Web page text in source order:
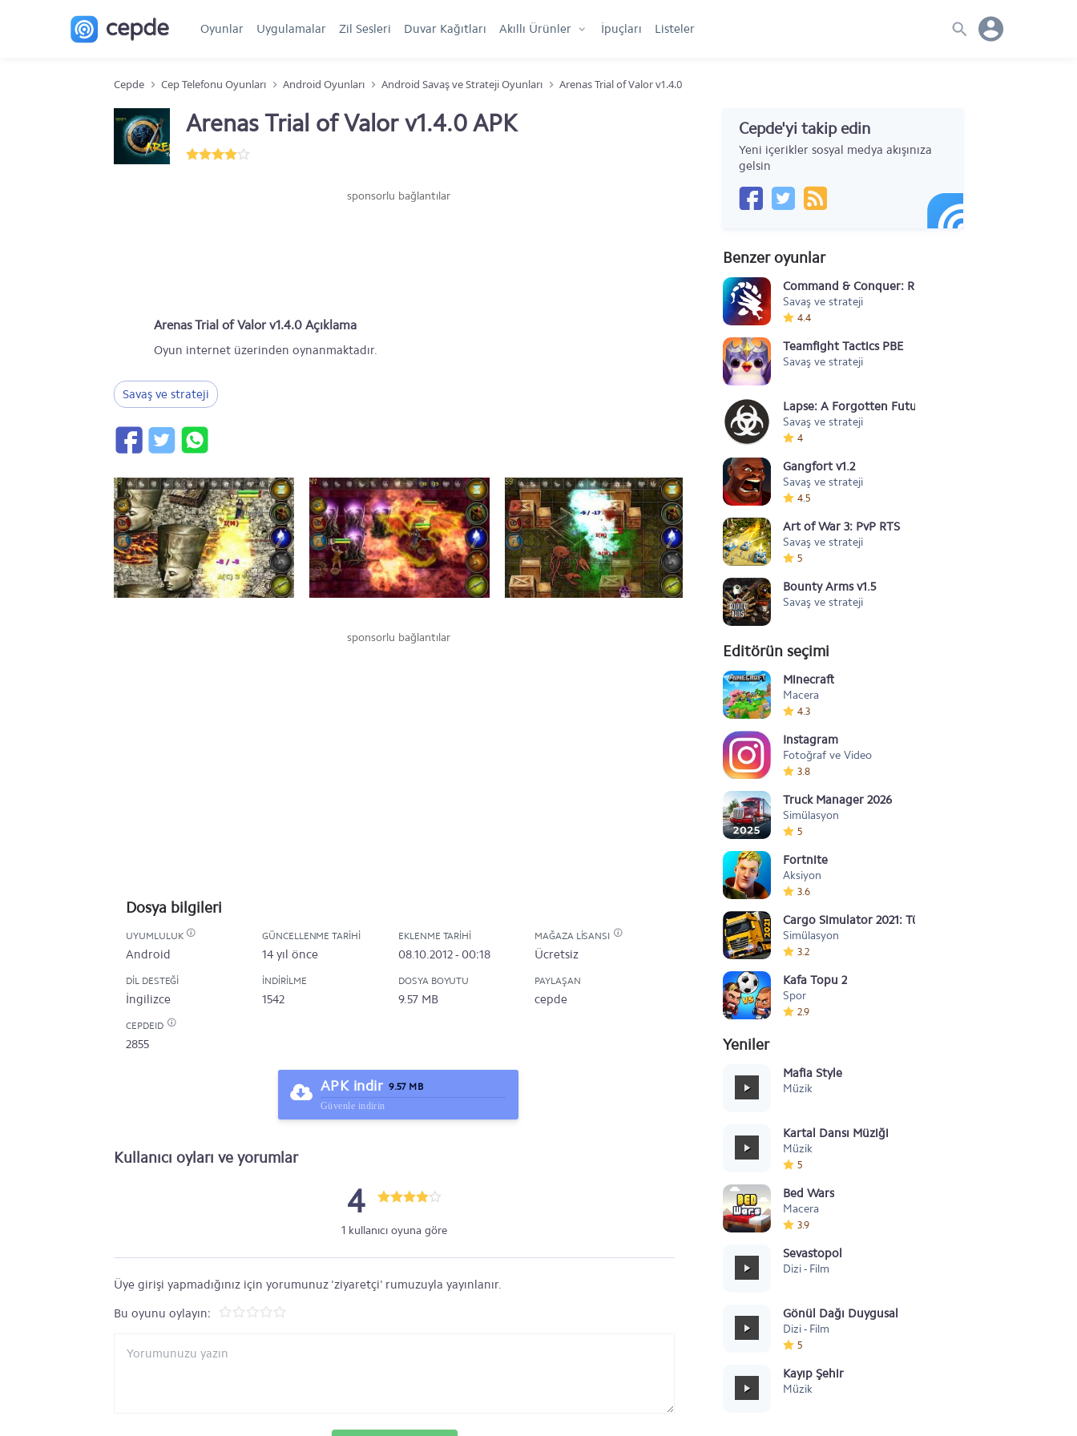
Oyunlar Uygulamalar Zil Sesleri Duvar Kağıtları Akıllı Ürünler İpuçları Listeler
Cepde Cep Telefonu Oyunları Android Oyunları Android Savaş ve Strateji Oyunları Arenas Trial of Valor v1.4.0
Arenas Trial of Valor v1.4.0 APK
sponsorlu bağlantılar
Arenas Trial of Valor v1.4.0 Açıklama
Oyun internet üzerinden oynanmaktadır.
Savaş ve strateji
sponsorlu bağlantılar
Dosya bilgileri
UYUMLULUK
Android
GÜNCELLENME TARIHI
14 yıl önce
EKLENME TARIHI
08.10.2012 - 00:18
MAĞAZA LISANSI
Ücretsiz
DIL DESTEĞI
İngilizce
İNDIRILME
1542
DOSYA BOYUTU
9.57 MB
PAYLAŞAN
cepde
CEPDEID
2855
APK indir 9.57 MB
Güvenle indirin
Cepde'yi takip edin
Yeni içerikler sosyal medya akışınıza
gelsin
Benzer oyunlar
Command & Conquer: Rivals PvP
Savaş ve strateji
4.4
Teamfight Tactics PBE
Savaş ve strateji
Lapse: A Forgotten Future
Savaş ve strateji
4
Gangfort v1.2
Savaş ve strateji
4.5
Art of War 3: PvP RTS
Savaş ve strateji
5
Bounty Arms v1.5
Savaş ve strateji
Editörün seçimi
Minecraft
Macera
4.3
Instagram
Fotoğraf ve Video
3.8
Truck Manager 2026
Simülasyon
5
Fortnite
Aksiyon
3.6
Cargo Simulator 2021: Türkiye
Simülasyon
3.2
Kafa Topu 2
Spor
2.9
Yeniler
Mafia Style
Müzik
Kartal Dansı Müziği
Müzik
5
Bed Wars
Macera
3.9
Sevastopol
Dizi - Film
Gönül Dağı Duygusal
Dizi - Film
5
Kayıp Şehir
Müzik
Kullanıcı oyları ve yorumlar
4
1 kullanıcı oyuna göre
Üye girişi yapmadığınız için yorumunuz 'ziyaretçi' rumuzuyla yayınlanır.
Bu oyunu oylayın: